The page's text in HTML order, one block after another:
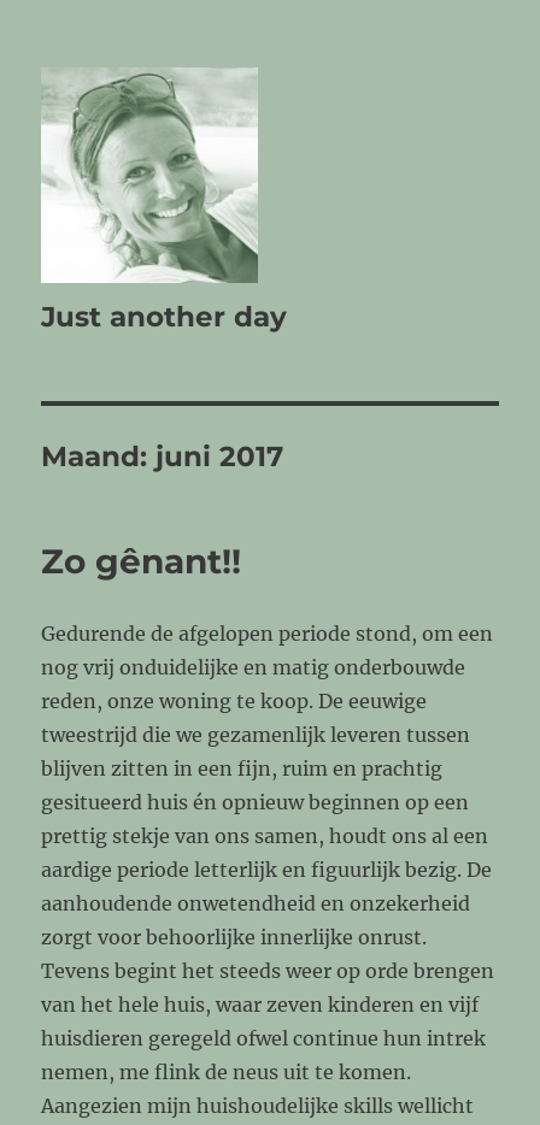
Just another day
Maand: juni 2017
Zo gênant!!
Gedurende de afgelopen periode stond, om een
nog vrij onduidelijke en matig onderbouwde
reden, onze woning te koop. De eeuwige
tweestrijd die we gezamenlijk leveren tussen
blijven zitten in een fijn, ruim en prachtig
gesitueerd huis én opnieuw beginnen op een
prettig stekje van ons samen, houdt ons al een
aardige periode letterlijk en figuurlijk bezig. De
aanhoudende onwetendheid en onzekerheid
zorgt voor behoorlijke innerlijke onrust.
Tevens begint het steeds weer op orde brengen
van het hele huis, waar zeven kinderen en vijf
huisdieren geregeld ofwel continue hun intrek
nemen, me flink de neus uit te komen.
Aangezien mijn huishoudelijke skills wellicht